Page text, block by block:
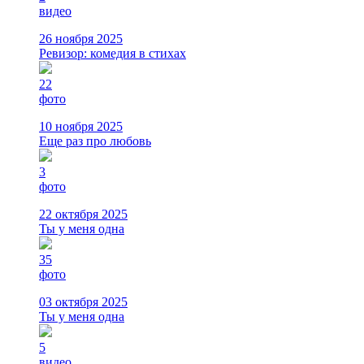
видео
26 ноября 2025
Ревизор: комедия в стихах
22
фото
10 ноября 2025
Еще раз про любовь
3
фото
22 октября 2025
Ты у меня одна
35
фото
03 октября 2025
Ты у меня одна
5